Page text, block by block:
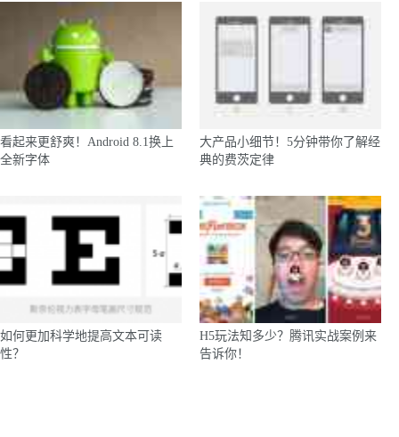
看起来更舒爽！Android 8.1换上
全新字体
大产品小细节！5分钟带你了解经
典的费茨定律
如何更加科学地提高文本可读
性？
H5玩法知多少？腾讯实战案例来
告诉你！